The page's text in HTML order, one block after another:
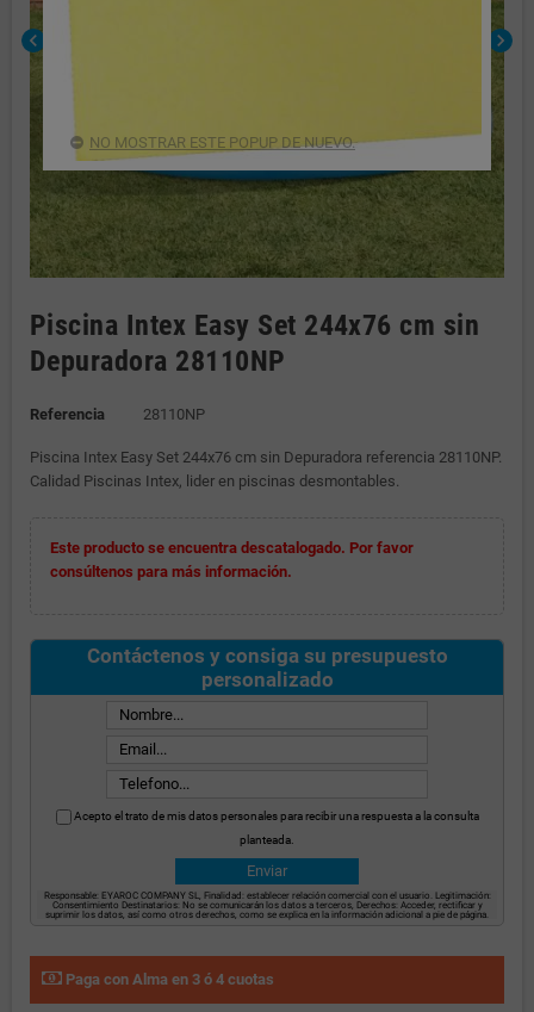
chevron_left chevron_right
Piscina Intex Easy Set 244x76 cm sin
Depuradora 28110NP
Referencia 28110NP
Piscina Intex Easy Set 244x76 cm sin Depuradora referencia 28110NP.
Calidad Piscinas Intex, lider en piscinas desmontables.
Este producto se encuentra descatalogado. Por favor
consúltenos para más información.
Contáctenos y consiga su presupuesto
personalizado
Acepto el trato de mis datos personales para recibir una respuesta a la consulta
planteada.
Responsable: EYAROC COMPANY SL, Finalidad: establecer relación comercial con el usuario. Legitimación:
Consentimiento Destinatarios: No se comunicarán los datos a terceros, Derechos: Acceder, rectificar y
suprimir los datos, así como otros derechos, como se explica en la información adicional a pie de página.
Paga con Alma en 3 ó 4 cuotas
NO MOSTRAR ESTE POPUP DE NUEVO.